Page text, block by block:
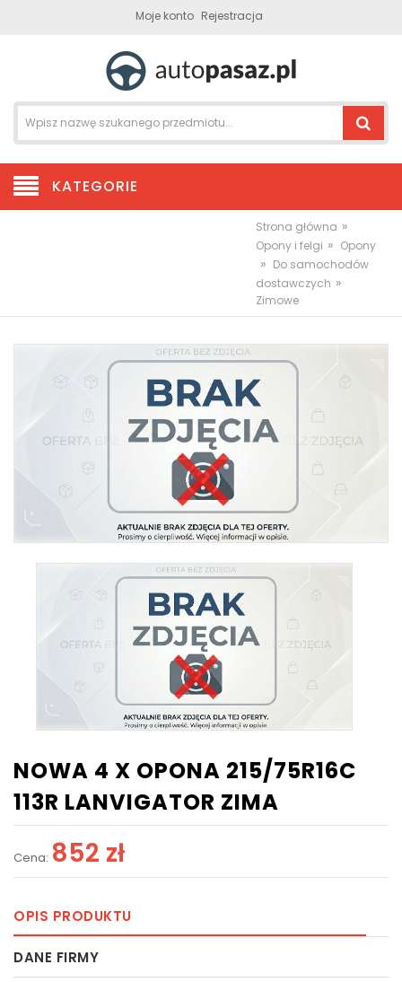
Moje konto Rejestracja
KATEGORIE
Strona główna »
Opony i felgi » Opony
» Do samochodów
dostawczych »
Zimowe
NOWA 4 X OPONA 215/75R16C
113R LANVIGATOR ZIMA
Cena: 852 zł
OPIS PRODUKTU
DANE FIRMY